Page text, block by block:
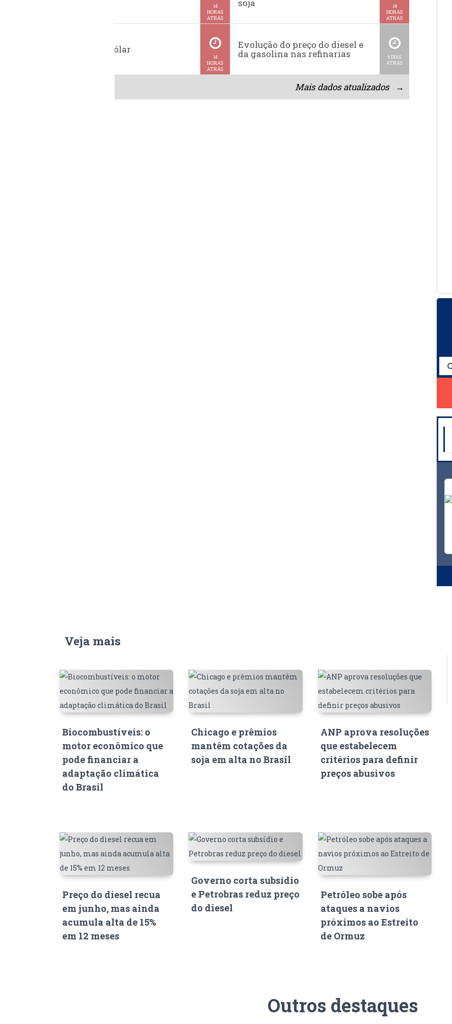
14
HORAS
ATRÁS
soja
14
HORAS
ATRÁS
Cotação do dólar
14
HORAS
ATRÁS
Evolução do preço do diesel e
da gasolina nas refinarias
6 DIAS
ATRÁS
Mais dados atualizados →
Veja mais
Biocombustíveis: o
motor econômico que
pode financiar a
adaptação climática
do Brasil
Chicago e prêmios
mantêm cotações da
soja em alta no Brasil
ANP aprova resoluções
que estabelecem
critérios para definir
preços abusivos
Preço do diesel recua
em junho, mas ainda
acumula alta de 15%
em 12 meses
Governo corta subsídio
e Petrobras reduz preço
do diesel
Petróleo sobe após
ataques a navios
próximos ao Estreito
de Ormuz
Outros destaques